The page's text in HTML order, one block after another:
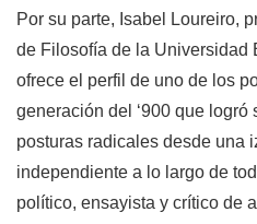
Por su parte, Isabel Loureiro,
de Filosofía de la Universidad
ofrece el perfil de uno de los
generación del ‘900 que
posturas radicales desde una
independiente a lo largo de
político, ensayista y crítico de